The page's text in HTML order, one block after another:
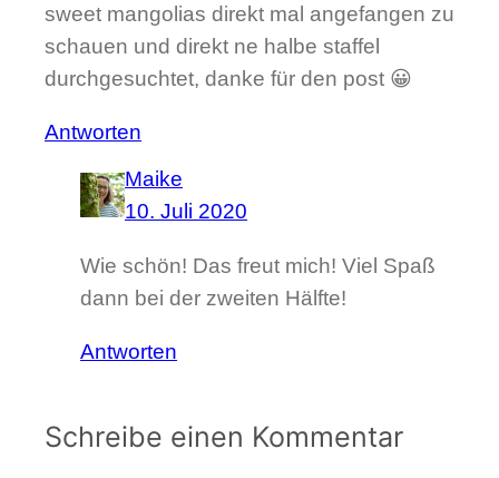
sweet mangolias direkt mal angefangen zu
schauen und direkt ne halbe staffel
durchgesuchtet, danke für den post 😀
Antworten
Maike
10. Juli 2020
Wie schön! Das freut mich! Viel Spaß
dann bei der zweiten Hälfte!
Antworten
Schreibe einen Kommentar